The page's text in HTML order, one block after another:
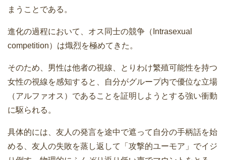
まうことである。
進化の過程において、オス同士の競争（Intrasexual
competition）は熾烈を極めてきた。
そのため、男性は他者の視線、とりわけ繁殖可能性を持つ
女性の視線を感知すると、自分がグループ内で優位な立場
（アルファオス）であることを証明しようとする強い衝動
に駆られる。
具体的には、友人の発言を途中で遮って自分の手柄話を始
める、友人の失敗を蒸し返して「攻撃的ユーモア」でイジ